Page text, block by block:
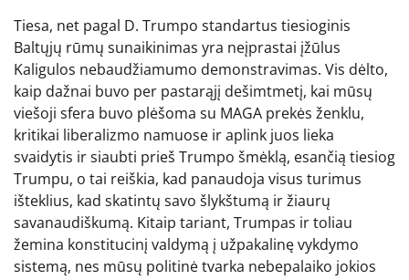
Tiesa, net pagal D. Trumpo standartus tiesioginis
Baltųjų rūmų sunaikinimas yra neįprastai įžūlus
Kaligulos nebaudžiamumo demonstravimas. Vis dėlto,
kaip dažnai buvo per pastarąjį dešimtmetį, kai mūsų
viešoji sfera buvo plėšoma su MAGA prekės ženklu,
kritikai liberalizmo namuose ir aplink juos lieka
svaidytis ir siaubti prieš Trumpo šmėklą, esančią tiesiog
Trumpu, o tai reiškia, kad panaudoja visus turimus
išteklius, kad skatintų savo šlykštumą ir žiaurų
savanaudiškumą. Kitaip tariant, Trumpas ir toliau
žemina konstitucinį valdymą į užpakalinę vykdymo
sistemą, nes mūsų politinė tvarka nebepalaiko jokios